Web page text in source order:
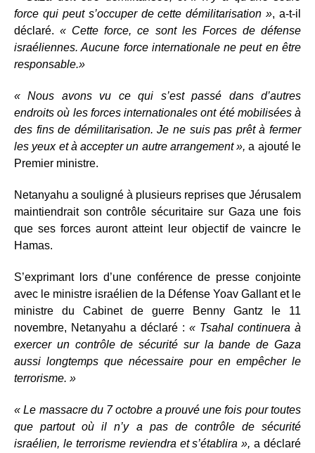
force qui peut s’occuper de cette démilitarisation », a-t-il
déclaré.« Cette force, ce sont les Forces de défense
israéliennes. Aucune force internationale ne peut en être
responsable.»
« Nous avons vu ce qui s’est passé dans d’autres
endroits où les forces internationales ont été mobilisées à
des fins de démilitarisation. Je ne suis pas prêt à fermer
les yeux et à accepter un autre arrangement », a ajouté le
Premier ministre.
Netanyahu a souligné à plusieurs reprises que Jérusalem
maintiendrait son contrôle sécuritaire sur Gaza une fois
que ses forces auront atteint leur objectif de vaincre le
Hamas.
S’exprimant lors d’une conférence de presse conjointe
avec le ministre israélien de la Défense Yoav Gallant et le
ministre du Cabinet de guerre Benny Gantz le 11
novembre, Netanyahu a déclaré : « Tsahal continuera à
exercer un contrôle de sécurité sur la bande de Gaza
aussi longtemps que nécessaire pour en empêcher le
terrorisme. »
« Le massacre du 7 octobre a prouvé une fois pour toutes
que partout où il n’y a pas de contrôle de sécurité
israélien, le terrorisme reviendra et s’établira », a déclaré